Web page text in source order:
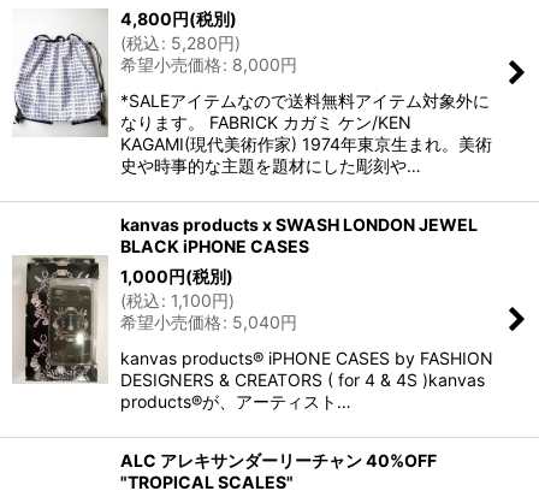
4,800円(税別)
(税込: 5,280円)
希望小売価格: 8,000円
*SALEアイテムなので送料無料アイテム対象外に
なります。 FABRICK カガミ ケン/KEN
KAGAMI(現代美術作家) 1974年東京生まれ。美術
史や時事的な主題を題材にした彫刻や…
kanvas products x SWASH LONDON JEWEL
BLACK iPHONE CASES
1,000円(税別)
(税込: 1,100円)
希望小売価格: 5,040円
kanvas products® iPHONE CASES by FASHION
DESIGNERS & CREATORS ( for 4 & 4S )kanvas
products®が、アーティスト…
ALC アレキサンダーリーチャン 40%OFF
"TROPICAL SCALES"